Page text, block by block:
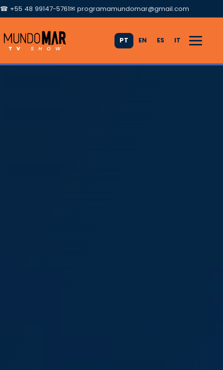
☎ +55 48 99147-5761✉ programamundomar@gmail.com
PT EN ES IT